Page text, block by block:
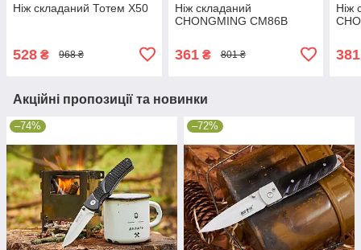
Ніж складаний Тотем X50
528 ₴ 968 ₴
Ніж складаний
CHONGMING CM86B
361₴ 801 ₴
Ніж
381
Акційні пропозиції та новинки
–74% –72%